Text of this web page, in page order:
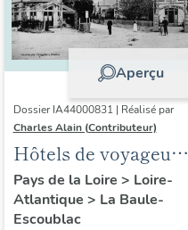
Aperçu
Dossier IA44000831 | Réalisé par
Charles Alain (Contributeur)
Hôtels de voyageurs
de la commune de
La Baule-Escoublac
Pays de la Loire > Loire-
Atlantique > La Baule-
Escoublac